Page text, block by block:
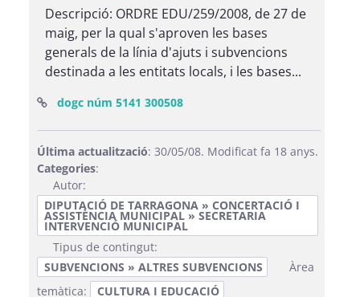
Descripció: ORDRE EDU/259/2008, de 27 de
maig, per la qual s'aproven les bases
generals de la línia d'ajuts i subvencions
destinada a les entitats locals, i les bases...
dogc núm 5141 300508(Obre una finestra nova)
Última actualització: 30/05/08. Modificat fa 18 anys.
Categories:
Autor:
DIPUTACIÓ DE TARRAGONA » CONCERTACIÓ I
ASSISTÈNCIA MUNICIPAL » SECRETARIA
INTERVENCIÓ MUNICIPAL
Tipus de contingut:
SUBVENCIONS » ALTRES SUBVENCIONS
Àrea
temàtica:
CULTURA I EDUCACIÓ